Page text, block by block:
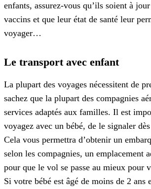
enfants, assurez-vous qu’ils soient à
vaccins et que leur état de santé leur
voyager…
Le transport avec enfant
La plupart des voyages nécessitent de
sachez que la plupart des compagnies
services adaptés aux familles. Il est
voyagez avec un bébé, de le signaler
Cela vous permettra d’obtenir un
selon les compagnies, un emplacement
pour que le vol se passe au mieux pour
Si votre bébé est âgé de moins de 2 ans